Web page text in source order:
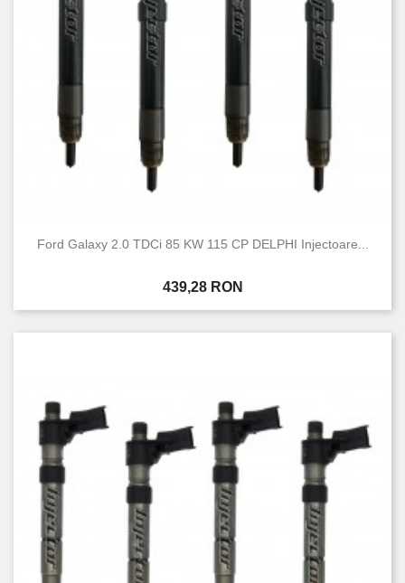
Ford Galaxy 2.0 TDCi 85 KW 115 CP DELPHI Injectoare...
Pret
439,28 RON